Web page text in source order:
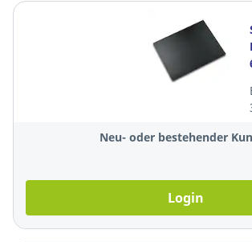
Neu- oder bestehender
Login